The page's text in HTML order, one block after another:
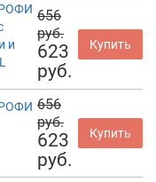
и
656
руб.
623
руб.
Купить
656
руб.
623
руб.
Купить